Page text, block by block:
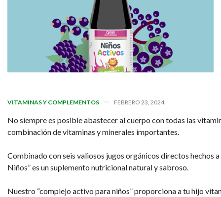
VITAMINAS Y COMPLEMENTOS FEBRERO 23, 2024
No siempre es posible abastecer al cuerpo con todas las
combinación de vitaminas y minerales importantes.
Combinado con seis valiosos jugos orgánicos directos hechos
Niños” es un suplemento nutricional natural y sabroso.
Nuestro “complejo activo para niños” proporciona a tu hijo